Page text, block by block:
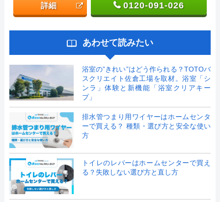
詳細 0120-091-026
あわせて読みたい
浴室の”きれい”はどう作られる？TOTOバ
スクリエイト佐倉工場を取材。浴室「シ
ンラ」体験と新機能「浴室クリアキー
プ」
排水管つまり用ワイヤーはホームセンタ
ーで買える？ 種類・選び方と安全な使い
方
トイレのレバーはホームセンターで買え
る？失敗しない選び方と直し方